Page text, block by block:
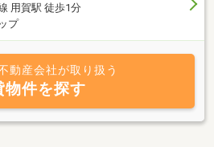
用賀駅 徒歩1分
プ
動産会社が取り扱う
物件を探す